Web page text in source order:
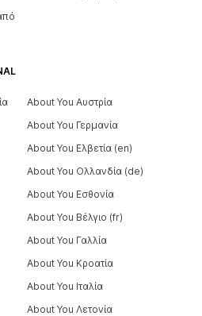
About You Αυστρία
About You Γερμανία
About You Ελβετία (en)
About You Ολλανδία (de)
About You Εσθονία
About You Βέλγιο (fr)
About You Γαλλία
About You Κροατία
About You Ιταλία
About You Λετονία